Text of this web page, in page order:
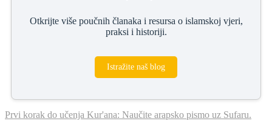
Otkrijte više poučnih članaka i resursa o islamskoj vjeri,
praksi i historiji.
Istražite naš blog
Prvi korak do učenja Kur'ana: Naučite arapsko pismo uz Sufaru.